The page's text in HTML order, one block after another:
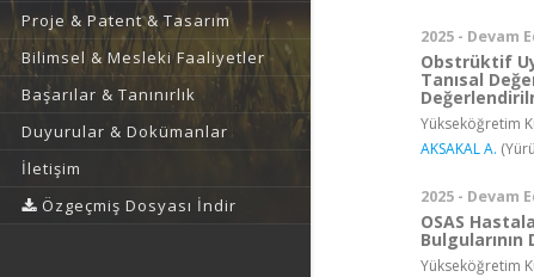
Proje & Patent & Tasarım
Bilimsel & Mesleki Faaliyetler
Başarılar & Tanınırlık
Duyurular & Dokümanlar
İletişim
Özgeçmiş Dosyası İndir
2025 - Devam
Obstrüktif
Tanısal
Yükseköğretim
AKSAKAL A.
2025 - Devam
OSAS
Yükseköğretim